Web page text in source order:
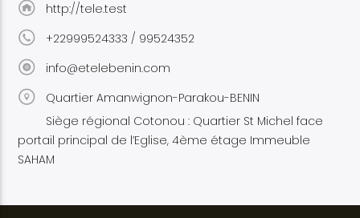
http://tele.test
+22999524333 / 99524352
info@etelebenin.com
Quartier Amanwignon-Parakou-BENIN
Siège régional Cotonou : Quartier St Michel face
portail principal de l’Eglise, 4ème étage Immeuble
SAHAM